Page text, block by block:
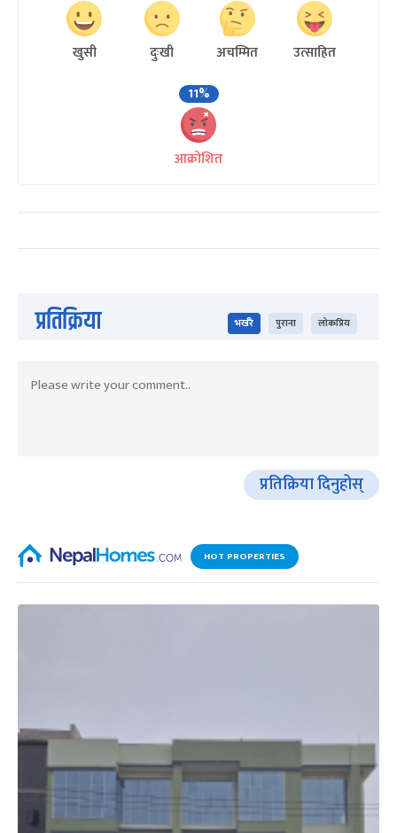
खुसी दुःखी अचम्मित
उत्साहित
11%
आक्रोशित
प्रतिक्रिया भर्खरै पुराना लोकप्रिय
प्रतिक्रिया दिनुहोस्
HOT PROPERTIES